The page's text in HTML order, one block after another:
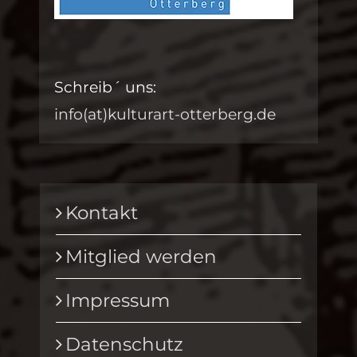
Schreib´ uns:
info(at)kulturart-otterberg.de
Kontakt
Mitglied werden
Impressum
Datenschutz